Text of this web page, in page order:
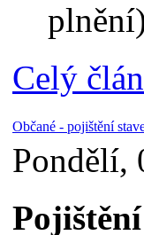
Celý
Občané - pojištění
Pondělí,